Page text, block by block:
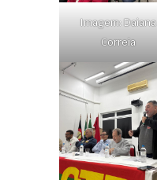
Imagem: Daiana
Correia